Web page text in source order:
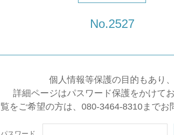
No.2527
個人情報等保護の目的もあり、
詳細ページはパスワード保護をかけてお
をご希望の方は、080-3464-8310までお